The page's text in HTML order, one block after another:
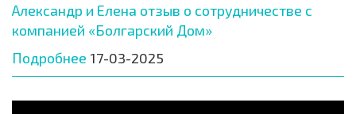
Александр и Елена отзыв о сотрудничестве с
компанией «Болгарский Дом»
Подробнее 17-03-2025